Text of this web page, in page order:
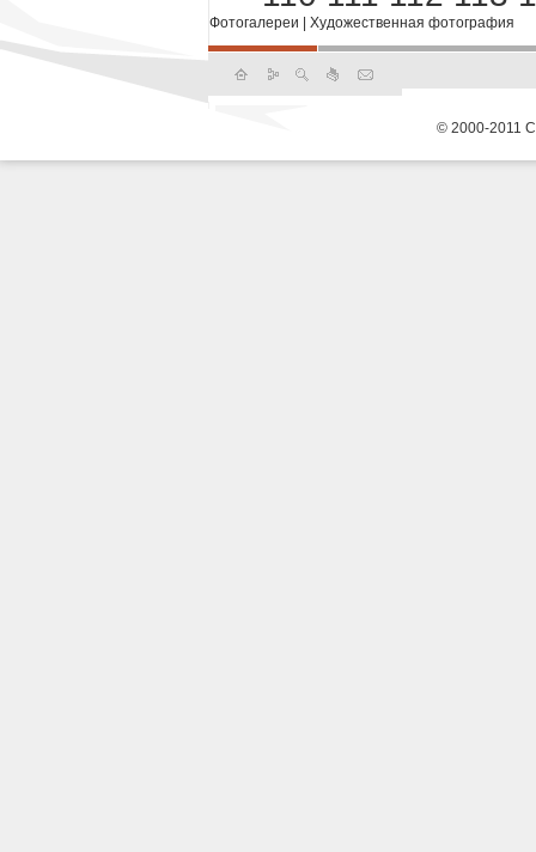
Фотогалереи Художественная фотография
© 2000-2011